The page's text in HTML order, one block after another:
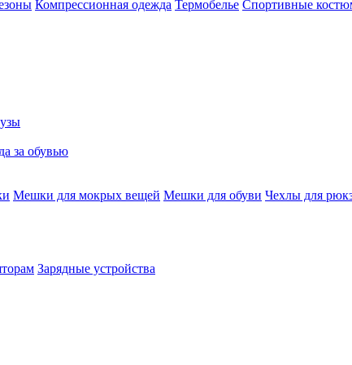
Компрессионная одежда Термобелье Спортивные
за обувью
Мешки для мокрых вещей Мешки для обуви Чехлы для
Зарядные устройства